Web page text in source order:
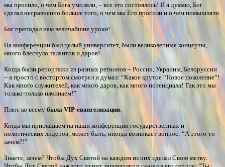
мы просили, о чем Бога умоляли, – все это состоялось! И я думаю, Бог
сделал несравненно больше того, о чем мы Его просили и о чем помышляли.
Бог преподал нам величайшие уроки!
На конференции был целый университет, были великолепные концерты,
много блеснуло талантов и даров!
Когда были репортажи из разных регионов – России, Украины, Белоруссии
– я просто с восторгом смотрел и думал: “Какое крутое “Новое поколение”!
Как много служителей, как много даров, как много потенциала! Так это мы
только-только начинаем!”
Плюс ко всему была VIP-евангелизация
Когда мы приглашаем на наши конференции государственных и
политических лидеров, может быть, иногда возникает вопрос: “А этого-то
зачем?!”
Знаете, зачем? Чтобы Дух Святой на каждом из них сделал Свою метку.